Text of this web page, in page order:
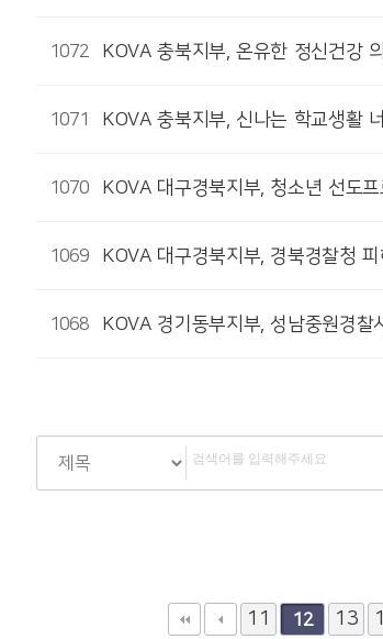
1072 KOVA 충북지부, 온유한 정신건강
1071 KOVA 충북지부, 신나는 학교생활
1070 KOVA 대구경북지부, 청소년 선도프
1069 KOVA 대구경북지부, 경북경찰청
1068 KOVA 경기동부지부, 성남중원경
11 12 13